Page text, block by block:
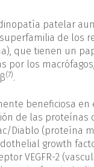
patelar
de los
que tienen un
por los
(7).
beneficiosa en
de las proteínas
Diablo (proteína
growth
VEGFR-2